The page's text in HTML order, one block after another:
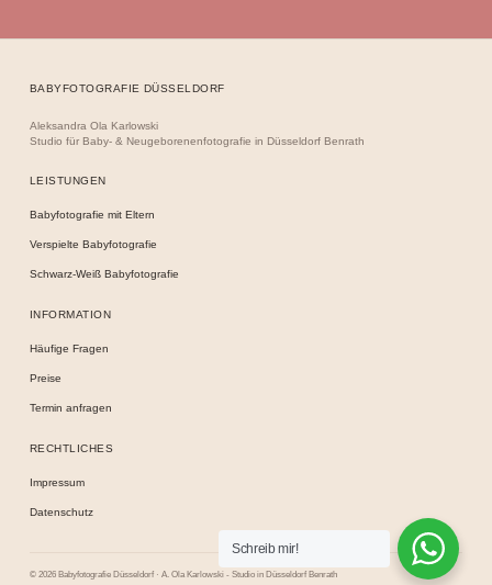
Schreib mir!
BABYFOTOGRAFIE DÜSSELDORF
Aleksandra Ola Karlowski
Studio für Baby- & Neugeborenenfotografie in Düsseldorf Benrath
LEISTUNGEN
Babyfotografie mit Eltern
Verspielte Babyfotografie
Schwarz-Weiß Babyfotografie
INFORMATION
Häufige Fragen
Preise
Termin anfragen
RECHTLICHES
Impressum
Datenschutz
© 2026 Babyfotografie Düsseldorf · A. Ola Karlowski - Studio in Düsseldorf Benrath